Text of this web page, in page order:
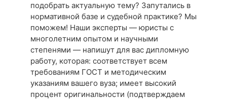
подобрать актуальную тему? Запутались в
нормативной базе и судебной практике? Мы
поможем! Наши эксперты — юристы с
многолетним опытом и научными
степенями — напишут для вас дипломную
работу, которая: соответствует всем
требованиям ГОСТ и методическим
указаниям вашего вуза; имеет высокий
процент оригинальности (подтверждаем